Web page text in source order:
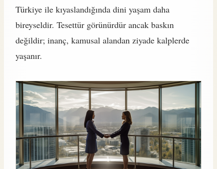
Türkiye ile kıyaslandığında dini yaşam daha
bireyseldir. Tesettür görünürdür ancak baskın
değildir; inanç, kamusal alandan ziyade kalplerde
yaşanır.